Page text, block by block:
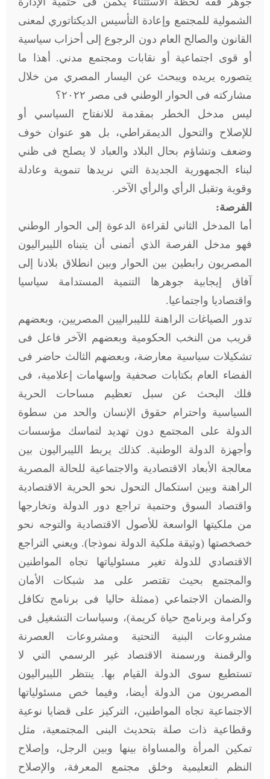
الشمولية للمجتمع وإعادة التأسيس الديكتاتوري لمعنى
القانون والصالح العام دون الرجوع إلى أحزاب سياسية
أو قوى اجتماعية أو نقابات ومجتمع مدني. أهذا ما
يتصوره يريده ويبحث عن اليسار المصري من خلال
مشاركته فى الحوار الوطني فى مصر ٢٠٢٢؟
ليس مدخل الخطر بمقدمة للانفتاح السياسي أو
للإصلاح والتحول الديمقراطي، بل هو عنوان خوف
وضعف وتشاؤم بحال البلاد والعباد لا يصلح فى ظني
لبناء الجمهورية الجديدة التي نريدها تنموية وعادلة
وقوية وتقبل الرأي والرأي الآخر.
الفرصة:
أما المدخل الثاني لقراءة الدعوة إلى الحوار الوطني
فهو مدخل الفرصة الذي أتمنى أن يتبناه الليبراليون
المصريون رابطين بين الحوار وبين انطلاق بلادنا إلى
آفاق إيجابية جوهرها التنمية المستدامة سياسيا
واقتصاديا واجتماعيا.
تدور الصياغات الراهنة للليبراليين المصريين، وبعضهم
قريب من النخب الحكومية وبعضهم الآخر فاعل فى
تشكيلات سياسية معارضة، وبعضهم الثالث حاضر فى
الفضاء العام بكتابات صحفية وإسهامات إعلامية، فى
فلك البحث عن سبل تعظيم مساحات الحرية
السياسية واحترام حقوق الإنسان والحد من سطوة
الدولة على المجتمع دون تهديد لتماسك مؤسسات
وأجهزة الدولة الوطنية. كذلك يربط الليبراليون بين
معالجة الأبعاد الاقتصادية والاجتماعية للحالة المصرية
الراهنة وبين استكمال التحول نحو الحرية الاقتصادية
واقتصاد السوق وحتمية تراجع دور الدولة وتخارجها
من ملكيتها الواسعة للأصول الاقتصادية والتوجه نحو
خصخصتها (وثيقة ملكية الدولة نموذجا). ويعني التراجع
الاقتصادي للدولة تغير مسئولياتها تجاه المواطنين
والمجتمع بحيث تقتصر على مد شبكات الأمان
والضمان الاجتماعي (ممثلة حاليا فى برنامج تكافل
وكرامة وبرنامج حياة كريمة)، وسياسات التشغيل فى
مشروعات البنية التحتية ومشروعات العصرنة
والرقمنة ورسمنة الاقتصاد غير الرسمي التي لا
تستطيع سوى الدولة القيام بها. ينتظر الليبراليون
المصريون من الدولة أيضا، وفيما خص مسئولياتها
الاجتماعية تجاه المواطنين، التركيز على قضايا نوعية
وقطاعية ذات صلة بتحديث البنى المجتمعية، مثل
تمكين المرأة والمساواة بينها وبين الرجل، وإصلاح
النظم التعليمية وخلق مجتمع المعرفة، والإصلاح